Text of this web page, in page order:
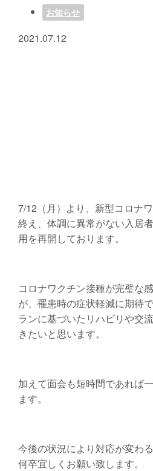
お知らせ
2021.07.12
7/12（月）より、新型コロナ
終え、体調に異常がない入居
用を再開しております。
コロナワクチン接種が完璧な
が、罹患時の症状軽減に期待
ランに基づいたリハビリや交
きたいと思います。
加えて面会も短時間であれば
ます。
今後の状況により対応が変わ
何卒宜しくお願い致します。